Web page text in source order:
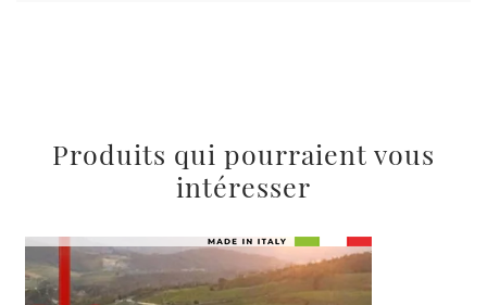
Produits qui pourraient vous
intéresser